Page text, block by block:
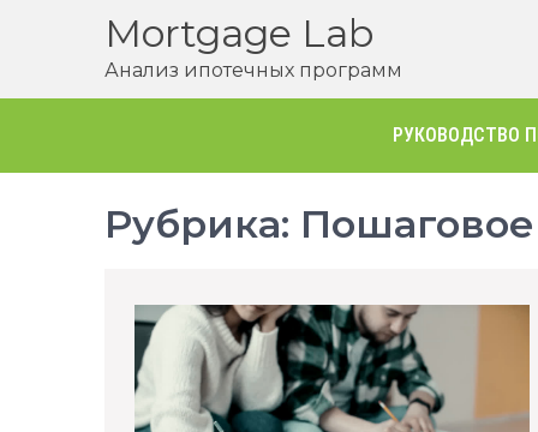
содержимому
Mortgage Lab
Анализ ипотечных программ
РУКОВОДСТВО
Рубрика: